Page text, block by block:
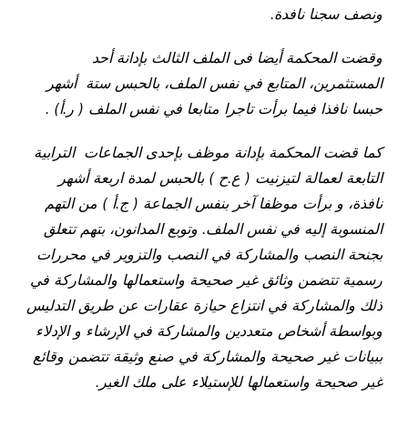
ونصف سجنا نافدة.
وقضت المحكمة أيضا فى الملف الثالث بإدانة أحد
المستثمرين، المتابع في نفس الملف، بالحبس ستة أشهر
حبسا نافذا فيما برأت تاجرا متابعا في نفس الملف ( ر.أ) .
كما قضت المحكمة بإدانة موظف بإحدى الجماعات الترابية
التابعة لعمالة لتيزنيت ( ع.ح ) بالحبس لمدة اربعة أشهر
نافذة، و برأت موظفا آخر بنفس الجماعة ( ج.أ ) من التهم
المنسوبة إليه في نفس الملف. وتوبع المدانون، بتهم تتعلق
بجنحة النصب والمشاركة في النصب والتزوير في محررات
رسمية تتضمن وثائق غير صحيحة واستعمالها والمشاركة في
ذلك والمشاركة في انتزاع حيازة عقارات عن طريق التدليس
وبواسطة أشخاص متعددين والمشاركة في الإرشاء و الإدلاء
ببيانات غير صحيحة والمشاركة في صنع وثيقة تتضمن وقائع
غير صحيحة واستعمالها للإستيلاء على ملك الغير .